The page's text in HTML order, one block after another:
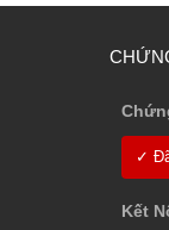
✓
Kết